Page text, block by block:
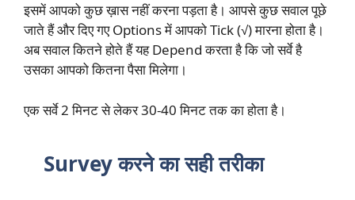
इसमें आपको कुछ ख़ास नहीं करना पड़ता है। आपसे कुछ सवाल पूछे
जाते हैं और दिए गए Options में आपको Tick (√) मारना होता है।
अब सवाल कितने होते हैं यह Depend करता है कि जो सर्वे है
उसका आपको कितना पैसा मिलेगा।
एक सर्वे 2 मिनट से लेकर 30-40 मिनट तक का होता है।
Survey करने का सही तरीका